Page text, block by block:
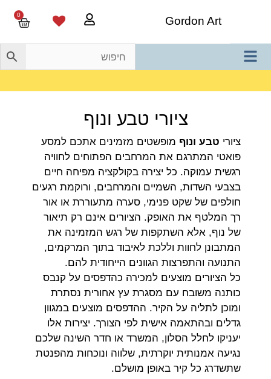
Gordon Art
0
ציורי טבע ונוף
ציורי טבע ונוף מופשטים מזמינים אתכם למסע
פואטי המתרגם את המרחבים הפתוחים לחוויה
רגשית עמוקה. כל יצירה בקולקציה מפיחה חיים
בצבעי השדות, השמיים והמרחבים, ורוקמת רגעים
חולפים של שקט פנימי, סערה מתעוררת או אור
רך המלטף את האופק. הציורים אינם רק תיאור
של נוף, אלא השתקפות של רגש המזמינה את
המתבונן לחוות וללכת לאיבוד בתוך המרקמים,
התנועה והתפרצות הגוונים הייחודית להם.
כל הציורים מוצעים למכירה כהדפסים על קנבס
כותנה משובח עם מסגרת עץ אחורית נסתרת
ומוכן לתליה על הקיר. ההדפסים מוצעים במגוון
גדלים ובהתאמה אישית לפי הצורך. יצירות אלו
יעניקו לחלל הסלון, המשרד או חדר השינה שלכם
נגיעה אמנותית יוקרתית, שלווה ונוכחות מהפנטת
שתשדרג כל קיר באופן מושלם.